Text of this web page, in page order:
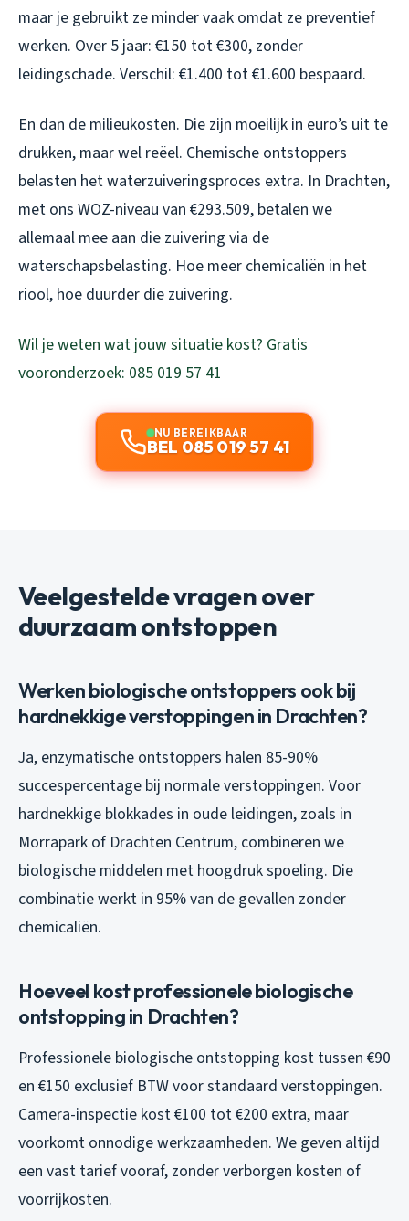
maar je gebruikt ze minder vaak omdat ze preventief
werken. Over 5 jaar: €150 tot €300, zonder
leidingschade. Verschil: €1.400 tot €1.600 bespaard.
En dan de milieukosten. Die zijn moeilijk in euro’s uit te
drukken, maar wel reëel. Chemische ontstoppers
belasten het waterzuiveringsproces extra. In Drachten,
met ons WOZ-niveau van €293.509, betalen we
allemaal mee aan die zuivering via de
waterschapsbelasting. Hoe meer chemicaliën in het
riool, hoe duurder die zuivering.
Wil je weten wat jouw situatie kost? Gratis
vooronderzoek: 085 019 57 41
NU BEREIKBAAR
BEL 085 019 57 41
Veelgestelde vragen over
duurzaam ontstoppen
Werken biologische ontstoppers ook bij
hardnekkige verstoppingen in Drachten?
Ja, enzymatische ontstoppers halen 85-90%
succespercentage bij normale verstoppingen. Voor
hardnekkige blokkades in oude leidingen, zoals in
Morrapark of Drachten Centrum, combineren we
biologische middelen met hoogdruk spoeling. Die
combinatie werkt in 95% van de gevallen zonder
chemicaliën.
Hoeveel kost professionele biologische
ontstopping in Drachten?
Professionele biologische ontstopping kost tussen €90
en €150 exclusief BTW voor standaard verstoppingen.
Camera-inspectie kost €100 tot €200 extra, maar
voorkomt onnodige werkzaamheden. We geven altijd
een vast tarief vooraf, zonder verborgen kosten of
voorrijkosten.